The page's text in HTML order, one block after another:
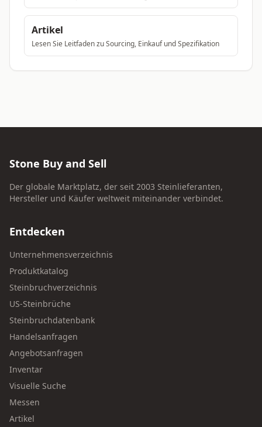
Artikel
Lesen Sie Leitfaden zu Sourcing, Einkauf und Spezifikation
Stone Buy and Sell
Der globale Marktplatz, der seit 2003 Steinlieferanten,
Hersteller und Käufer weltweit miteinander verbindet.
Entdecken
Unternehmensverzeichnis
Produktkatalog
Steinbruchverzeichnis
US-Steinbrüche
Steinbruchdatenbank
Handelsanfragen
Angebotsanfragen
Inventar
Visuelle Suche
Messen
Artikel